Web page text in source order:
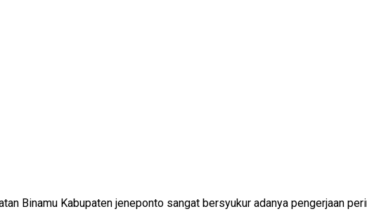
Binamu Kabupaten jeneponto sangat bersyukur adanya pengerjaan